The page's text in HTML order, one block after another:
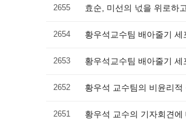
2655 효순, 미선의 넋을 위로하
2654 황우석교수팀 배아줄기
2653 황우석교수팀 배아줄기
2652 황우석 교수팀의 비윤리
2651 황우석 교수의 기자회견에